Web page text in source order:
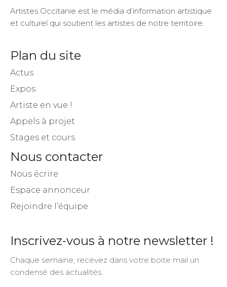
Artistes Occitanie est le média d’information artistique
et culturel qui soutient les artistes de notre territoire.
Plan du site
Actus
Expos
Artiste en vue !
Appels à projet
Stages et cours
Nous contacter
Nous écrire
Espace annonceur
Rejoindre l’équipe
Inscrivez-vous à notre newsletter !
Chaque semaine, recevez dans votre boite mail un
condensé des actualités.